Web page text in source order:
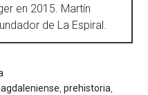
en 2015. Martín
de La Espiral.
,prehistoria,